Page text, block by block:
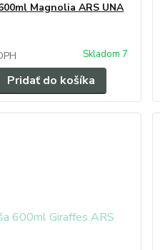
Magnolia ARS UNA
Skladom 7
Pridať do košíka